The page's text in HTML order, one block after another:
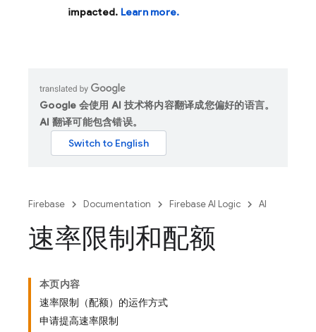
impacted. Learn more.
Google 会使用 AI 技术将内容翻译成您偏好的语言。
AI 翻译可能包含错误。
Firebase Documentation Firebase AI Logic AI
速率限制和配额
本页内容
速率限制（配额）的运作方式
申请提高速率限制